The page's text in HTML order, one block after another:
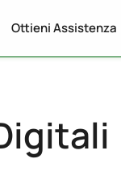
Ottieni Assistenza